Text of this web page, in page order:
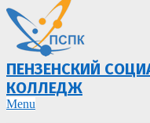
ПЕНЗЕНСКИЙ
КОЛЛЕДЖ
Primary
Menu